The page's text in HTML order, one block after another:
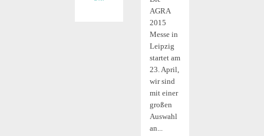
AGRA
2015
Messe in
Leipzig
startet am
23. April,
wir sind
mit einer
großen
Auswahl
an...